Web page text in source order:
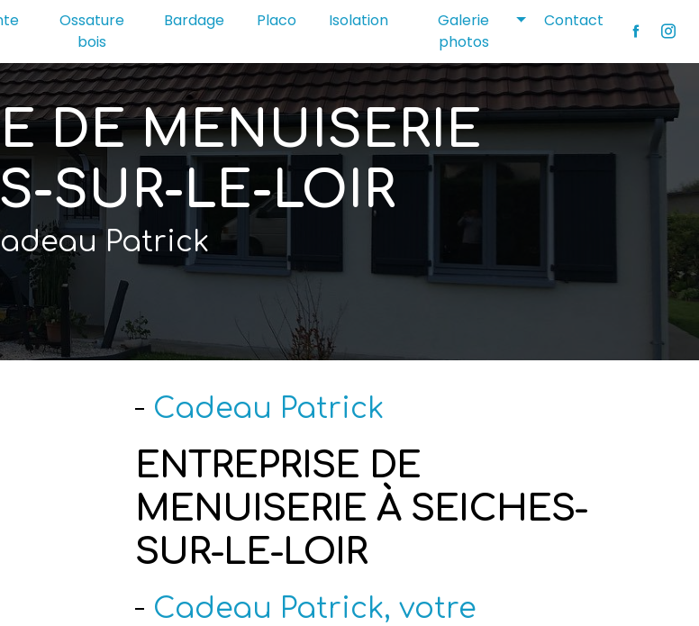
Ossature
bois
Bardage Placo Isolation
Galerie
photos
Contact
DE MENUISERIE
SUR-LE-LOIR
Patrick
Cadeau Patrick
ENTREPRISE DE
MENUISERIE À SEICHES-
SUR-LE-LOIR
Cadeau Patrick, votre